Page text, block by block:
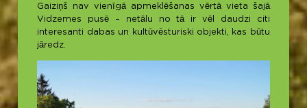
Gaiziņš nav vienīgā apmeklēšanas vērtā vieta šajā
Vidzemes pusē – netālu no tā ir vēl daudzi citi
interesanti dabas un kultūvēsturiski objekti, kas būtu
jāredz.